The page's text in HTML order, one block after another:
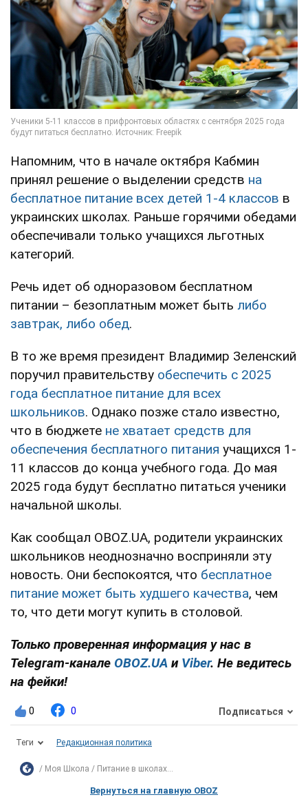
Напомним, что в начале октября Кабмин
принял решение о выделении средств на
бесплатное питание всех детей 1-4 классов в
украинских школах. Раньше горячими обедами
обеспечивали только учащихся льготных
категорий.
Речь идет об одноразовом бесплатном
питании – безоплатным может быть либо
завтрак, либо обед.
В то же время президент Владимир Зеленский
поручил правительству обеспечить с 2025
года бесплатное питание для всех
школьников. Однако позже стало известно,
что в бюджете не хватает средств для
обеспечения бесплатного питания учащихся 1-
11 классов до конца учебного года. До мая
2025 года будут бесплатно питаться ученики
начальной школы.
Как сообщал OBOZ.UA, родители украинских
школьников неоднозначно восприняли эту
новость. Они беспокоятся, что бесплатное
питание может быть худшего качества, чем
то, что дети могут купить в столовой.
Только проверенная информация у нас в
Telegram-канале OBOZ.UA и Viber. Не ведитесь
на фейки!
0 0 Подписаться
Теги Редакционная политика
Моя Школа Питание в школах...
Вернуться на главную OBOZ